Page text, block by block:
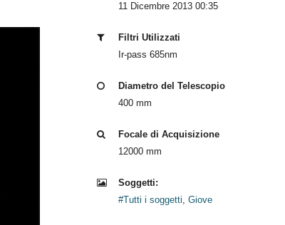
11 Dicembre 2013 00:35
Filtri Utilizzati
Ir-pass 685nm
Diametro del Telescopio
400 mm
Focale di Acquisizione
12000 mm
Soggetti:
#Tutti i soggetti, Giove